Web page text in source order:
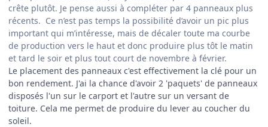
crête plutôt. Je pense aussi à compléter par 4 panneaux plus
récents. Ce n’est pas temps la possibilité d’avoir un pic plus
important qui m’intéresse, mais de décaler toute ma courbe
de production vers le haut et donc produire plus tôt le matin
et tard le soir et plus tout court de novembre à février.
Le placement des panneaux c'est effectivement la clé pour un
bon rendement. J'ai la chance d'avoir 2 'paquets' de panneaux
disposés l'un sur le carport et l'autre sur un versant de
toiture. Cela me permet de produire du lever au coucher du
soleil.